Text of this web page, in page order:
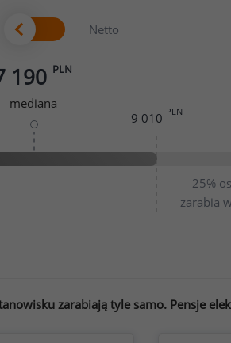
Netto
190 PLN
mediana
25%
zarabia
9 010 PLN
zarabiają tyle samo. Pensje